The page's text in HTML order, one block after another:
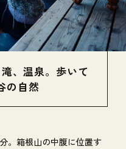
#1日 #2泊3日
、温泉。歩いて
の自然
。箱根山の中腹に位置す